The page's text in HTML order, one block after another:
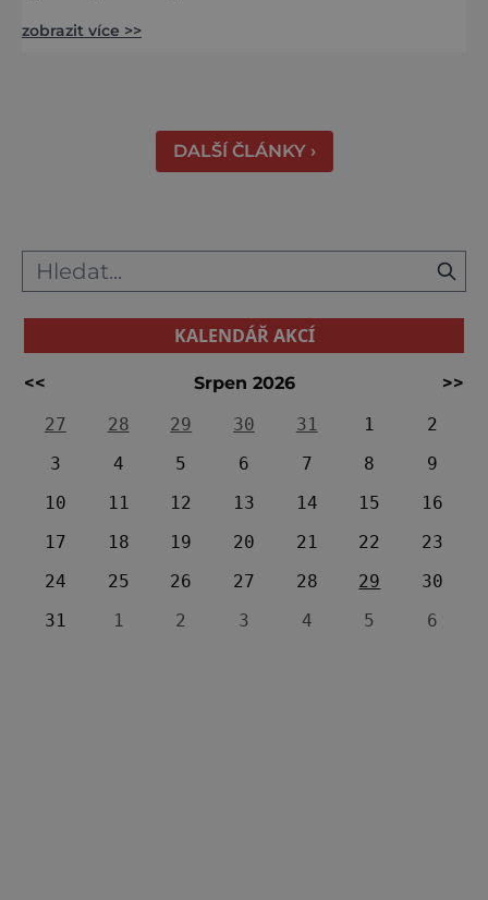
města i Alpy v dálce. Ptačí pozorovatelna
zobrazit více >>
DALŠÍ ČLÁNKY ›
KALENDÁŘ AKCÍ
<< Srpen 2026
>>
27
28 29 30 31 1
2
3
4 5 6 7 8
9
10
11 12 13 14 15
16
17
18 19 20 21 22
23
24
25 26 27 28 29
30
31
1 2 3 4 5 6